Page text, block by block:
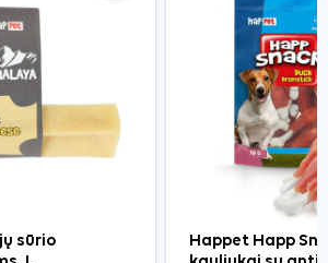
sūrio
Happet Happ